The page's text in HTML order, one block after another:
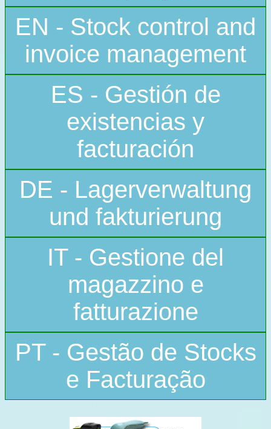
EN - Stock control and
invoice management
ES - Gestión de
existencias y
facturación
DE - Lagerverwaltung
und fakturierung
IT - Gestione del
magazzino e
fatturazione
PT - Gestão de Stocks
e Facturação